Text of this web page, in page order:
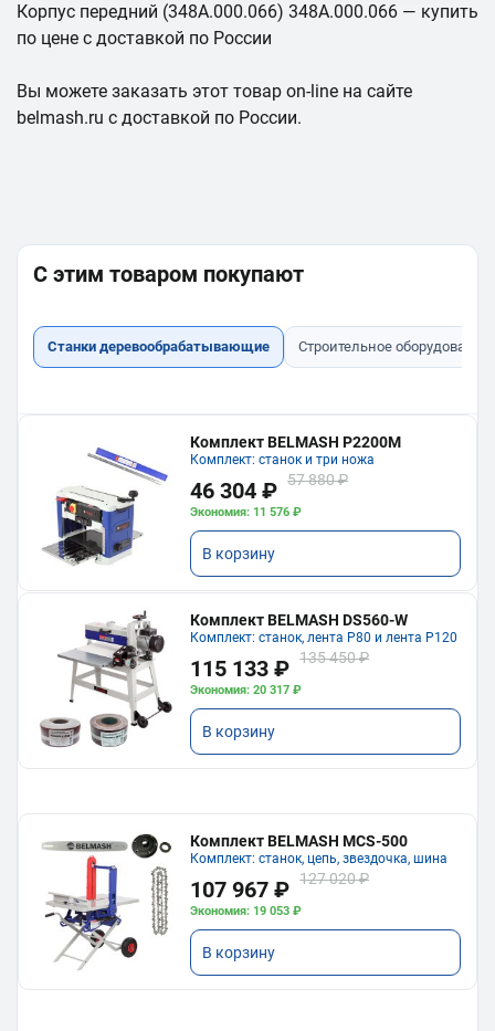
Корпус передний (348А.000.066) 348А.000.066 — купить
по цене с доставкой по России
Вы можете заказать этот товар on-line на сайте
belmash.ru с доставкой по России.
С этим товаром покупают
Станки деревообрабатывающие Строительное оборудование
Комплект BELMASH P2200M
Комплект: станок и три ножа
46 304 ₽ 57 880 ₽
Экономия: 11 576 ₽
В корзину
Комплект BELMASH DS560-W
Комплект: станок, лента P80 и лента P120
115 133 ₽ 135 450 ₽
Экономия: 20 317 ₽
В корзину
Комплект BELMASH MCS-500
Комплект: станок, цепь, звездочка, шина
107 967 ₽ 127 020 ₽
Экономия: 19 053 ₽
В корзину